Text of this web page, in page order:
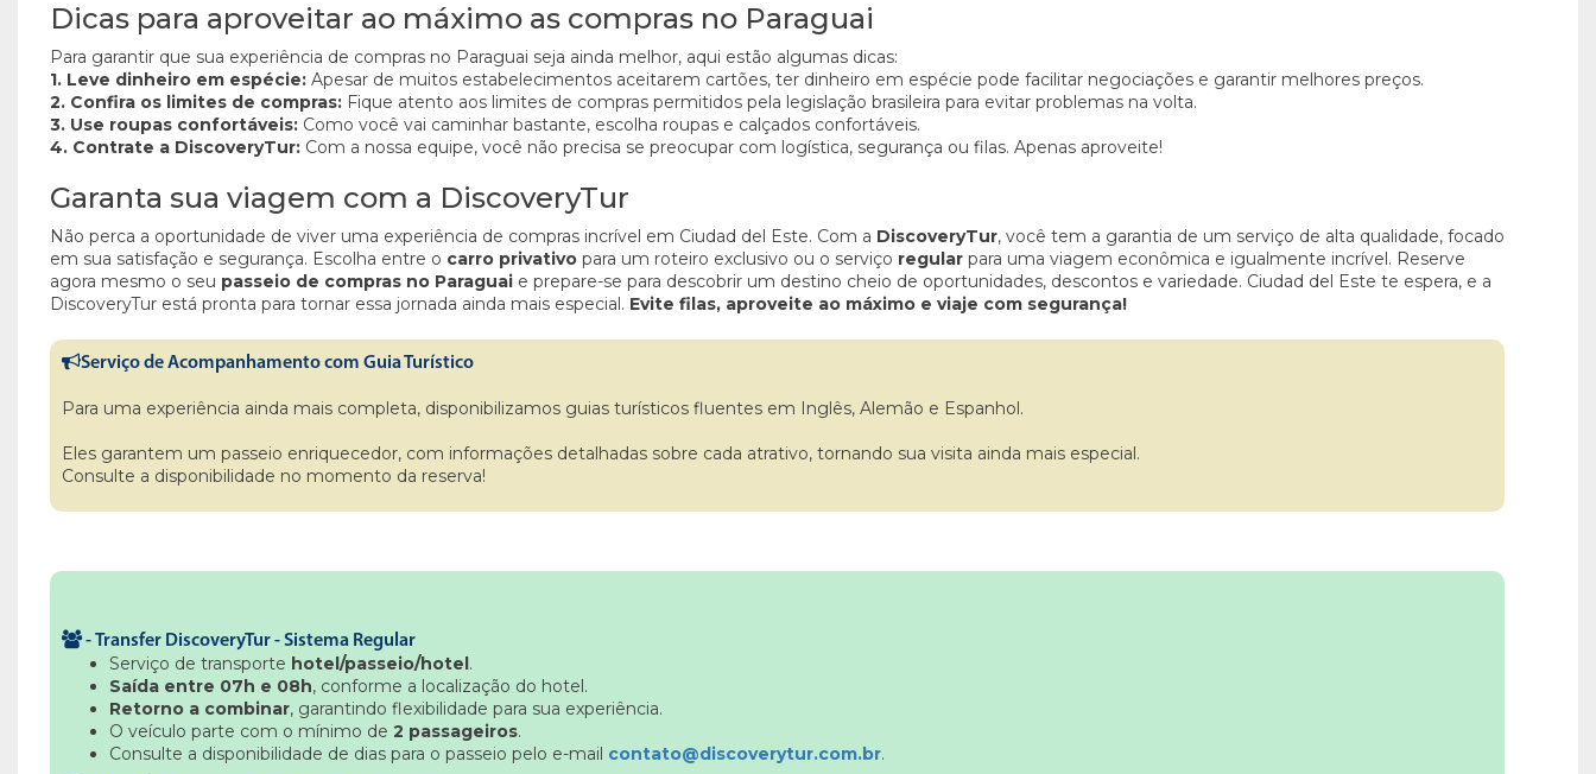
Dicas para aproveitar ao máximo as compras no Paraguai
Para garantir que sua experiência de compras no Paraguai seja ainda melhor, aqui estão algumas dicas:
1. Leve dinheiro em espécie: Apesar de muitos estabelecimentos aceitarem cartões, ter dinheiro em espécie pode facilitar negociações e garantir melhores preços.
2. Confira os limites de compras: Fique atento aos limites de compras permitidos pela legislação brasileira para evitar problemas na volta.
3. Use roupas confortáveis: Como você vai caminhar bastante, escolha roupas e calçados confortáveis.
4. Contrate a DiscoveryTur: Com a nossa equipe, você não precisa se preocupar com logística, segurança ou filas. Apenas aproveite!
Garanta sua viagem com a DiscoveryTur
Não perca a oportunidade de viver uma experiência de compras incrível em Ciudad del Este. Com a DiscoveryTur, você tem a garantia de um serviço de alta qualidade, focado
em sua satisfação e segurança. Escolha entre o carro privativo para um roteiro exclusivo ou o serviço regular para uma viagem econômica e igualmente incrível. Reserve
agora mesmo o seu passeio de compras no Paraguai e prepare-se para descobrir um destino cheio de oportunidades, descontos e variedade. Ciudad del Este te espera, e a
DiscoveryTur está pronta para tornar essa jornada ainda mais especial. Evite filas, aproveite ao máximo e viaje com segurança!
Serviço de Acompanhamento com Guia Turístico
Para uma experiência ainda mais completa, disponibilizamos guias turísticos fluentes em Inglês, Alemão e Espanhol.
Eles garantem um passeio enriquecedor, com informações detalhadas sobre cada atrativo, tornando sua visita ainda mais especial.
Consulte a disponibilidade no momento da reserva!
-Transfer DiscoveryTur - Sistema Regular
Serviço de transporte hotel/passeio/hotel .
Saída entre 07h e 08h, conforme a localização do hotel.
Retorno a combinar, garantindo flexibilidade para sua experiência.
O veículo parte com o mínimo de 2 passageiros.
Consulte a disponibilidade de dias para o passeio pelo e-mail contato@discoverytur.com.br.